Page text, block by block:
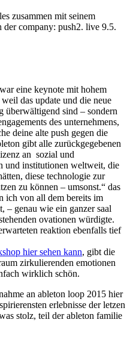
zusammen mit seinem
der company: push2. live 9.5.
eine keynote mit hohem
das update und die neue
überwältigend sind – sondern
des unternehmens,
deine alte push gegen die
gibt alle zurückgegebenen
an sozial und
und institutionen weltweit, die
diese technologie zur
zu können – umsonst.“ das
ich von all dem bereits im
– genau wie ein ganzer saal
ovationen würdigte.
reaktion ebenfalls tief
hier sehen kann, gibt die
zirkulierenden emotionen
wirklich schön.
an ableton loop 2015 hier
erlebnisse der letzen
stolz, teil der ableton familie